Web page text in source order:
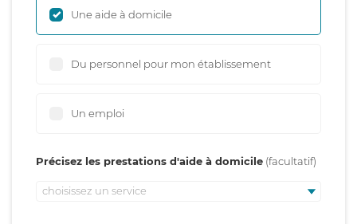
Une aide à domicile
Du personnel pour mon établissement
Un emploi
Précisez les prestations d'aide à domicile
choisissez un service